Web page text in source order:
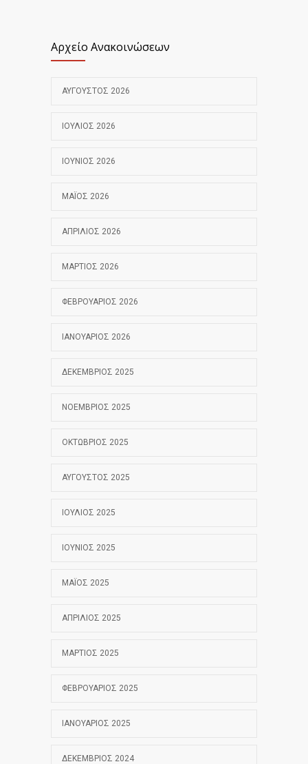
Αρχείο Ανακοινώσεων
ΑΎΓΟΥΣΤΟΣ 2026
ΙΟΎΛΙΟΣ 2026
ΙΟΎΝΙΟΣ 2026
ΜΆΙΟΣ 2026
ΑΠΡΊΛΙΟΣ 2026
ΜΆΡΤΙΟΣ 2026
ΦΕΒΡΟΥΆΡΙΟΣ 2026
ΙΑΝΟΥΆΡΙΟΣ 2026
ΔΕΚΈΜΒΡΙΟΣ 2025
ΝΟΈΜΒΡΙΟΣ 2025
ΟΚΤΏΒΡΙΟΣ 2025
ΑΎΓΟΥΣΤΟΣ 2025
ΙΟΎΛΙΟΣ 2025
ΙΟΎΝΙΟΣ 2025
ΜΆΙΟΣ 2025
ΑΠΡΊΛΙΟΣ 2025
ΜΆΡΤΙΟΣ 2025
ΦΕΒΡΟΥΆΡΙΟΣ 2025
ΙΑΝΟΥΆΡΙΟΣ 2025
ΔΕΚΈΜΒΡΙΟΣ 2024